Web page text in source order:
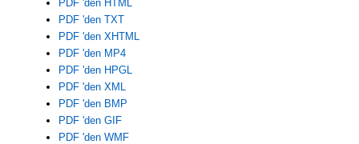
PDF 'den HTML
PDF 'den TXT
PDF 'den XHTML
PDF 'den MP4
PDF 'den HPGL
PDF 'den XML
PDF 'den BMP
PDF 'den GIF
PDF 'den WMF